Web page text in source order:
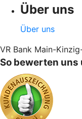
Über uns
Über uns
VR Bank Main-
So bewerten uns